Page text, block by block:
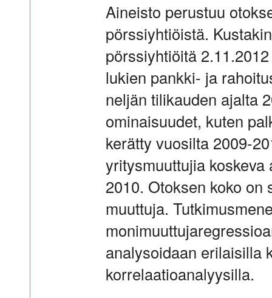
Aineisto perustuu
pörssiyhtiöistä.
pörssiyhtiöitä
lukien pankki- ja
neljän tilikauden ajalta
ominaisuudet, kuten
kerätty vuosilta 2009-
yritysmuuttujia
2010. Otoksen koko on
muuttuja.
analysoidaan erilaisilla
korrelaatioanalyysilla.